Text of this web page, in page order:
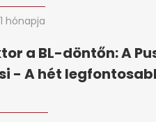
1 hónapja
a BL-döntőn: A
- A hét